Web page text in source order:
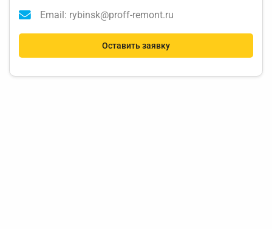
Email: rybinsk@proff-remont.ru
Оставить заявку